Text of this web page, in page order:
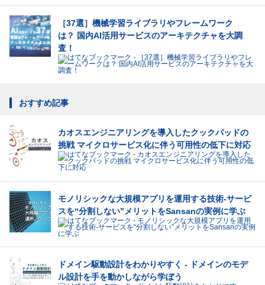
［37選］機械学習ライブラリやフレームワーク
は？ 国内AI活用サービスのアーキテクチャを大調
査！
おすすめ記事
カオスエンジニアリングを導入したクックパッドの
挑戦 マイクロサービス化に伴う可用性の低下に対応
モノリシックな大規模アプリを運用する技術-サービ
スを“分割しない”メリットをSansanの実例に学ぶ
ドメイン駆動設計をわかりやすく - ドメインのモデ
ル設計を手を動かしながら学ぼう